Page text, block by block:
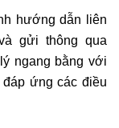
hướng dẫn liên
gửi thông qua
ngang bằng với
ứng các điều